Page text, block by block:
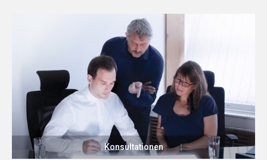
Konsultationen